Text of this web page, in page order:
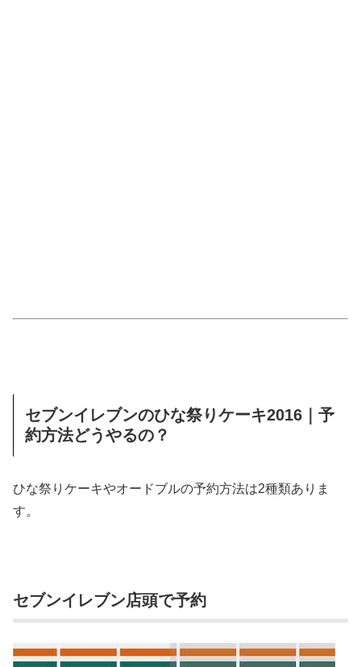
セブンイレブンのひな祭りケーキ2016｜予
約方法どうやるの？
ひな祭りケーキやオードブルの予約方法は2種類ありま
す。
セブンイレブン店頭で予約